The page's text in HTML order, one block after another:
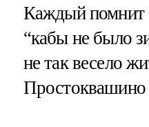
Каждый помнит
“кабы не было
не так весело
Простоквашино